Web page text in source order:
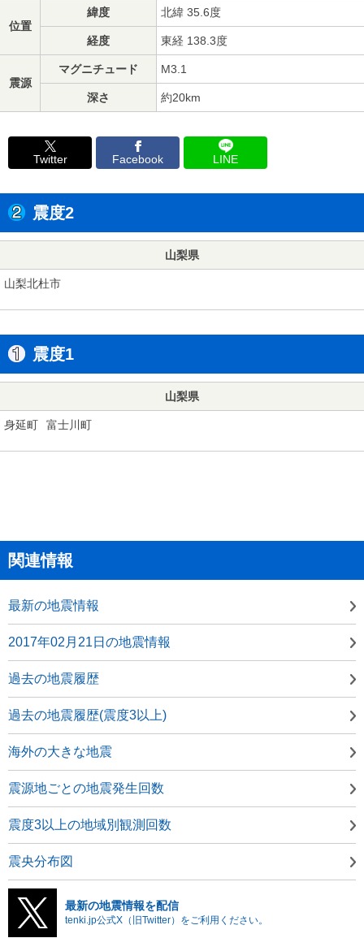
位置
緯度 北緯 35.6度
経度 東経 138.3度
震源
マグニチュード M3.1
深さ 約20km
Twitter Facebook LINE
震度2
山梨県
山梨北杜市
震度1
山梨県
身延町 富士川町
関連情報
最新の地震情報
2017年02月21日の地震情報
過去の地震履歴
過去の地震履歴(震度3以上)
海外の大きな地震
震源地ごとの地震発生回数
震度3以上の地域別観測回数
震央分布図
最新の地震情報を配信
tenki.jp公式X（旧Twitter）をご利用ください。